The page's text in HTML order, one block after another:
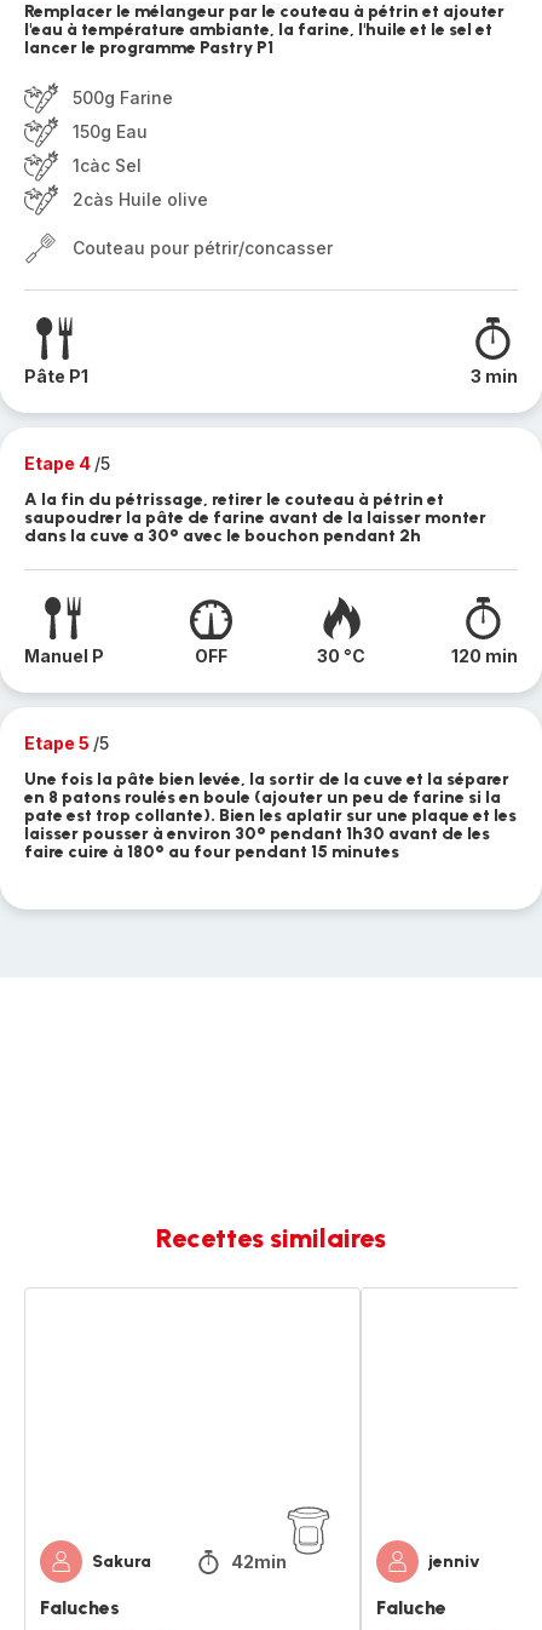
Remplacer le mélangeur par le couteau à pétrin et ajouter
l'eau à température ambiante, la farine, l'huile et le sel et
lancer le programme Pastry P1
500g Farine
150g Eau
1càc Sel
2càs Huile olive
Couteau pour pétrir/concasser
Pâte P1 3 min
Etape 4 /5
A la fin du pétrissage, retirer le couteau à pétrin et
saupoudrer la pâte de farine avant de la laisser monter
dans la cuve a 30° avec le bouchon pendant 2h
Manuel P OFF 30 °C 120 min
Etape 5 /5
Une fois la pâte bien levée, la sortir de la cuve et la séparer
en 8 patons roulés en boule (ajouter un peu de farine si la
pate est trop collante). Bien les aplatir sur une plaque et les
laisser pousser à environ 30° pendant 1h30 avant de les
faire cuire à 180° au four pendant 15 minutes
Recettes similaires
Sakura 42min
Faluches
jenniv
Faluche